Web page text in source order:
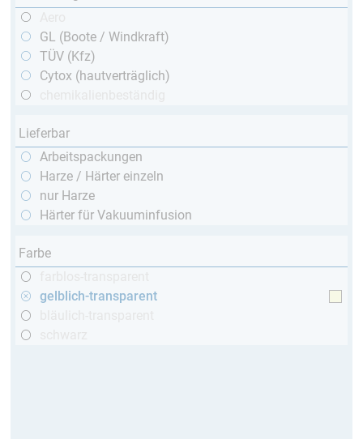
GL (Boote / Windkraft)
TÜV (Kfz)
Cytox (hautverträglich)
Lieferbar
Arbeitspackungen
Harze / Härter einzeln
nur Harze
Härter für Vakuuminfusion
Farbe
gelblich-transparent